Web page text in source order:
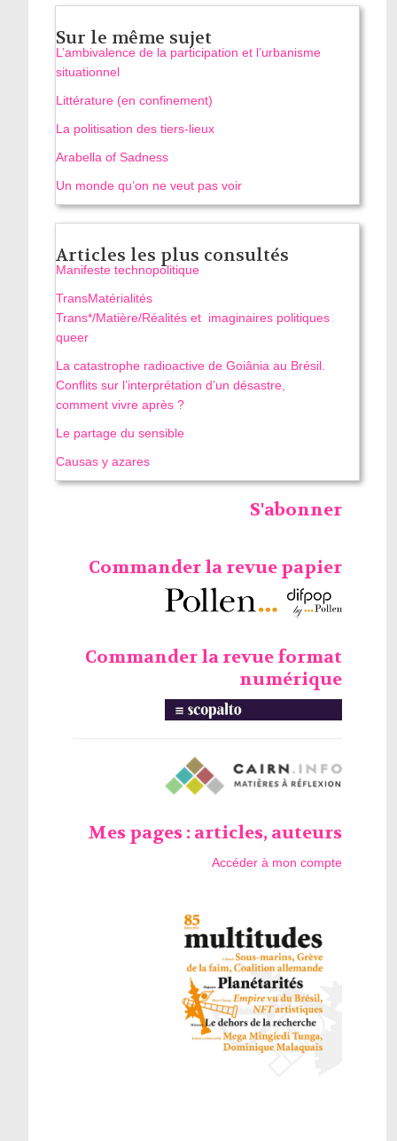
Sur le même sujet
L’ambivalence de la participation et l’urbanisme
situationnel
Littérature (en confinement)
La politisation des tiers-lieux
Arabella of Sadness
Un monde qu’on ne veut pas voir
Articles les plus consultés
Manifeste technopolitique
TransMatérialités
Trans*/Matière/Réalités et imaginaires politiques
queer
La catastrophe radioactive de Goiânia au Brésil.
Conflits sur l’interprétation d’un désastre,
comment vivre après ?
Le partage du sensible
Causas y azares
S'abonner
Commander la revue papier
Commander la revue format
numérique
Mes pages : articles, auteurs
Accéder à mon compte